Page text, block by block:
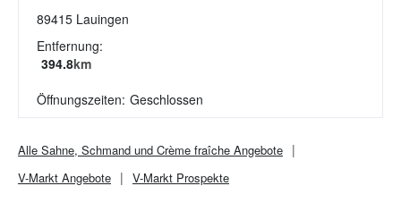
89415 Lauingen
Entfernung:
394.8km
Öffnungszeiten: Geschlossen
Alle Sahne, Schmand und Crème fraîche Angebote
V-Markt Angebote V-Markt Prospekte